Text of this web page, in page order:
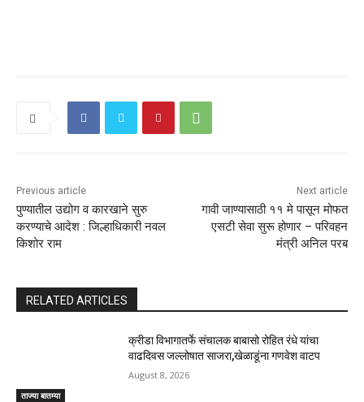
Previous article
पुण्यातील उद्योग व कारखाने सुरु
करण्याचे आदेश : जिल्हाधिकारी नवल
किशोर राम
Next article
गावी जाण्यासाठी ११ मे पासून मोफत
एसटी सेवा सुरू होणार – परिवहन
मंत्री अनिल परब
RELATED ARTICLES
ताज्या बातम्या
क्रीडा विभागातर्फे संचालक बाबासो रोहित रंधे यांचा
वाढदिवस जल्लोषात साजरा,खेळाडूंना गणवेश वाटप
August 8, 2026